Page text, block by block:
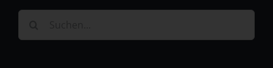
nach:
Verarbeitung Verantwortlicher